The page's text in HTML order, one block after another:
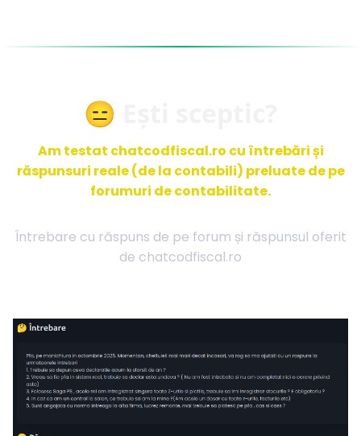
😑 Ești sceptic?
Am testat chatcodfiscal.ro cu întrebări și
răspunsuri reale (de la contabili) preluate de pe
forumuri de contabilitate.
Întrebare cu răspuns de pe forum și răspunsul oferit
de chatcodfiscal.ro